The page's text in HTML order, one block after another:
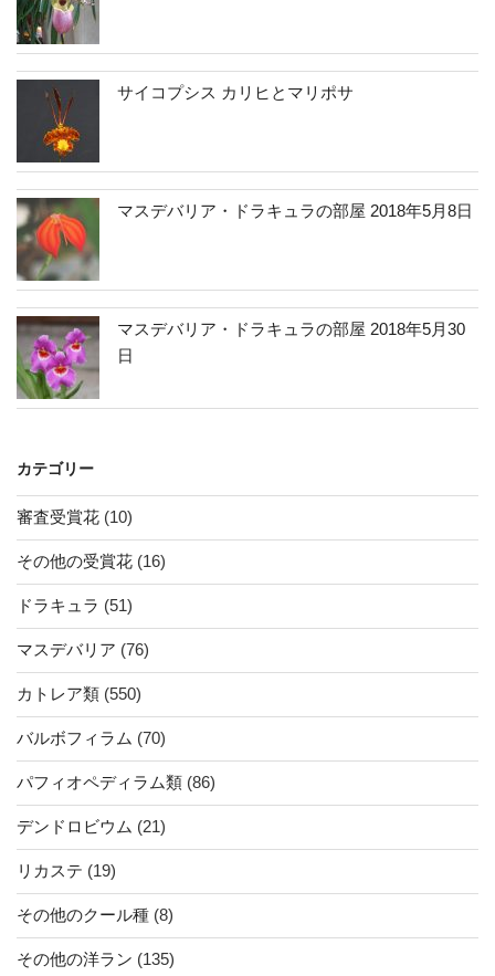
サイコプシス カリヒとマリポサ
マスデバリア・ドラキュラの部屋 2018年5月8日
マスデバリア・ドラキュラの部屋 2018年5月30
日
カテゴリー
審査受賞花 (10)
その他の受賞花 (16)
ドラキュラ (51)
マスデバリア (76)
カトレア類 (550)
バルボフィラム (70)
パフィオペディラム類 (86)
デンドロビウム (21)
リカステ (19)
その他のクール種 (8)
その他の洋ラン (135)